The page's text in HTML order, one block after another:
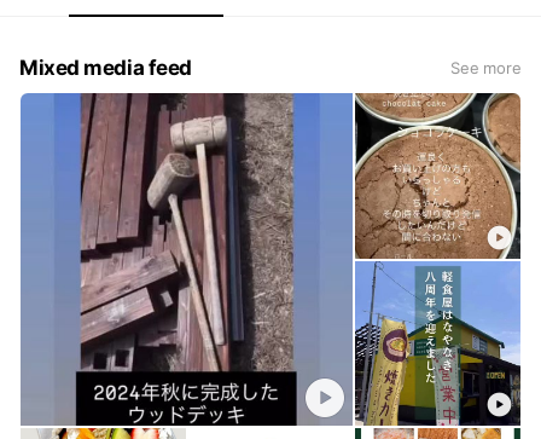
Mixed media feed See more